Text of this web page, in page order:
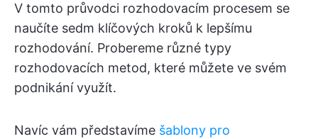
V tomto průvodci rozhodovacím procesem se
naučíte sedm klíčových kroků k lepšímu
rozhodování. Probereme různé typy
rozhodovacích metod, které můžete ve svém
podnikání využít.
Navíc vám představíme šablony pro